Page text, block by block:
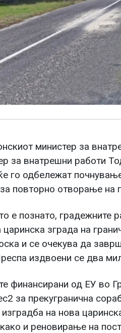
министер за
за внатрешни работи
го одбележат
за повторно отворање
е познато, градежните
царинска зграда на
и се очекува да
издвоени се два
финансирани од ЕУ во
за прекугранична
на нова
како и реновирање на